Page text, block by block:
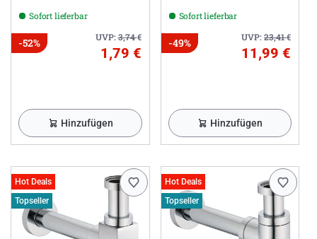
Sofort lieferbar
UVP:3,74€
-52%
1,79 €
Hinzufügen
Sofort lieferbar
UVP:23,41€
-49%
11,99 €
Hinzufügen
Hot Deals
Topseller
Hot Deals
Topseller